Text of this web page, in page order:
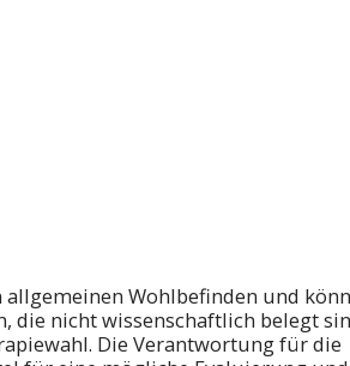
Wohlbefinden und
die nicht wissenschaftlich belegt
Die Verantwortung für die